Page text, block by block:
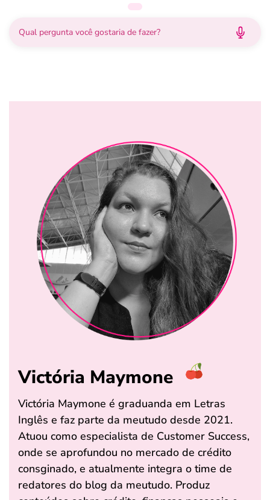
Victória Maymone
Victória Maymone é graduanda em Letras
Inglês e faz parte da meutudo desde 2021.
Atuou como especialista de Customer Success,
onde se aprofundou no mercado de crédito
consginado, e atualmente integra o time de
redatores do blog da meutudo. Produz